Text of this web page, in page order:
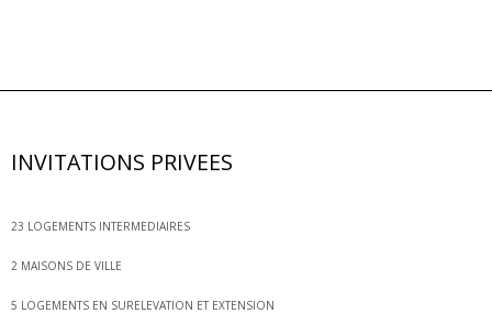
INVITATIONS PRIVEES
23 LOGEMENTS INTERMEDIAIRES
2 MAISONS DE VILLE
5 LOGEMENTS EN SURELEVATION ET EXTENSION